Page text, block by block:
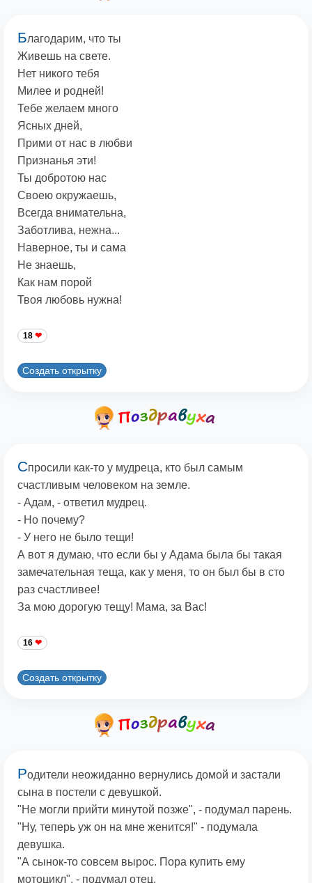
Благодарим, что ты
Живешь на свете.
Нет никого тебя
Милее и родней!
Тебе желаем много
Ясных дней,
Прими от нас в любви
Признанья эти!
Ты добротою нас
Своею окружаешь,
Всегда внимательна,
Заботлива, нежна...
Наверное, ты и сама
Не знаешь,
Как нам порой
Твоя любовь нужна!
18
Создать открытку
Спросили как-то у мудреца, кто был самым
счастливым человеком на земле.
- Адам, - ответил мудрец.
- Но почему?
- У него не было тещи!
А вот я думаю, что если бы у Адама была бы такая
замечательная теща, как у меня, то он был бы в сто
раз счастливее!
За мою дорогую тещу! Мама, за Вас!
16
Создать открытку
Родители неожиданно вернулись домой и застали
сына в постели с девушкой.
"Не могли прийти минутой позже", - подумал парень.
"Ну, теперь уж он на мне женится!" - подумала
девушка.
"А сынок-то совсем вырос. Пора купить ему
мотоцикл", - подумал отец.